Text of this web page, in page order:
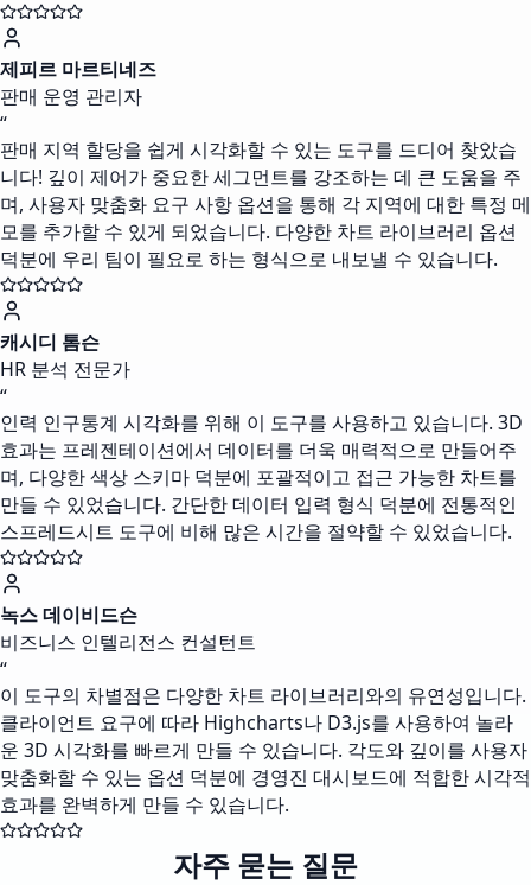
제피르 마르티네즈
판매 운영 관리자
“
판매 지역 할당을 쉽게 시각화할 수 있는 도구를 드디어 찾았습
니다! 깊이 제어가 중요한 세그먼트를 강조하는 데 큰 도움을 주
며, 사용자 맞춤화 요구 사항 옵션을 통해 각 지역에 대한 특정 메
모를 추가할 수 있게 되었습니다. 다양한 차트 라이브러리 옵션
덕분에 우리 팀이 필요로 하는 형식으로 내보낼 수 있습니다.
캐시디 톰슨
HR 분석 전문가
“
인력 인구통계 시각화를 위해 이 도구를 사용하고 있습니다. 3D
효과는 프레젠테이션에서 데이터를 더욱 매력적으로 만들어주
며, 다양한 색상 스키마 덕분에 포괄적이고 접근 가능한 차트를
만들 수 있었습니다. 간단한 데이터 입력 형식 덕분에 전통적인
스프레드시트 도구에 비해 많은 시간을 절약할 수 있었습니다.
녹스 데이비드슨
비즈니스 인텔리전스 컨설턴트
“
이 도구의 차별점은 다양한 차트 라이브러리와의 유연성입니다.
클라이언트 요구에 따라 Highcharts나 D3.js를 사용하여 놀라
운 3D 시각화를 빠르게 만들 수 있습니다. 각도와 깊이를 사용자
맞춤화할 수 있는 옵션 덕분에 경영진 대시보드에 적합한 시각적
효과를 완벽하게 만들 수 있습니다.
자주 묻는 질문